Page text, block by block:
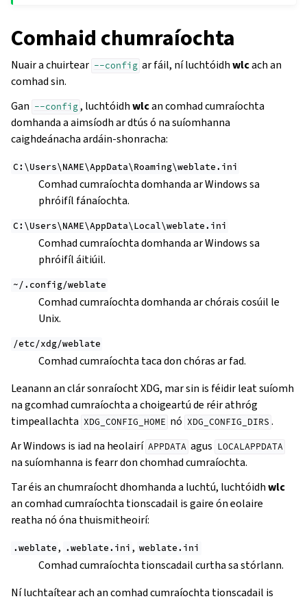
Comhaid chumraíochta
Nuair a chuirtear --config ar fáil, ní luchtóidhwlcach an
comhad sin.
Gan --config , luchtóidhwlcan comhad cumraíochta
domhanda a aimsíodh ar dtús ó na suíomhanna
caighdeánacha ardáin-shonracha:
C:\Users\NAME\AppData\Roaming\weblate.ini
Comhad cumraíochta domhanda ar Windows sa
phróifíl fánaíochta.
C:\Users\NAME\AppData\Local\weblate.ini
Comhad cumraíochta domhanda ar Windows sa
phróifíl áitiúil.
~/.config/weblate
Comhad cumraíochta domhanda ar chórais cosúil le
Unix.
/etc/xdg/weblate
Comhad cumraíochta taca don chóras ar fad.
Leanann an clár sonraíocht XDG, mar sin is féidir leat suíomh
na gcomhad cumraíochta a choigeartú de réir athróg
timpeallachta XDG_CONFIG_HOME nó XDG_CONFIG_DIRS .
Ar Windows is iad na heolairí APPDATA agus LOCALAPPDATA
na suíomhanna is fearr don chomhad cumraíochta.
Tar éis an chumraíocht dhomhanda a luchtú, luchtóidhwlc
an comhad cumraíochta tionscadail is gaire ón eolaire
reatha nó óna thuismitheoirí:
.weblate, .weblate.ini , weblate.ini
Comhad cumraíochta tionscadail curtha sa stórlann.
Ní luchtaítear ach an comhad cumraíochta tionscadail is